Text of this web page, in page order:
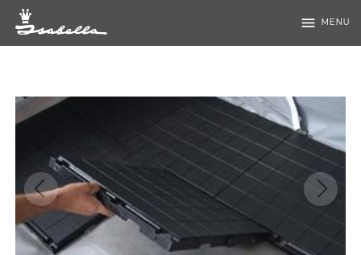
menu MENU